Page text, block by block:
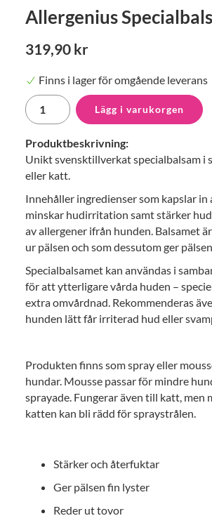
Allergenius
319,90 kr
Finns i lager för omgående leverans
Lägg i varukorgen
Produktbeskrivning:
Unikt svensktillverkat specialbalsam i
eller katt.
Innehåller ingredienser som kapslar
minskar hudirritation samt stärker
av allergener ifrån hunden. Balsamet
ur pälsen och som dessutom ger
Specialbalsamet kan användas i
för att ytterligare vårda huden –
extra omvårdnad. Rekommenderas
hunden lätt får irriterad hud eller
Produkten finns som spray eller
hundar. Mousse passar för mindre
sprayade. Fungerar även till katt, men
katten kan bli rädd för spraystrålen.
Stärker och återfuktar
Ger pälsen fin lyster
Reder ut tovor